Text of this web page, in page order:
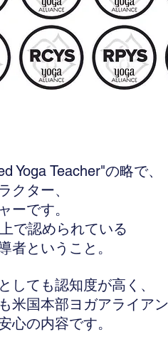
Yoga Teacher"の略で、
クター、
ーです。
で認められている
者ということ。
しても認知度が高く、
米国本部ヨガアライア
心の内容です。